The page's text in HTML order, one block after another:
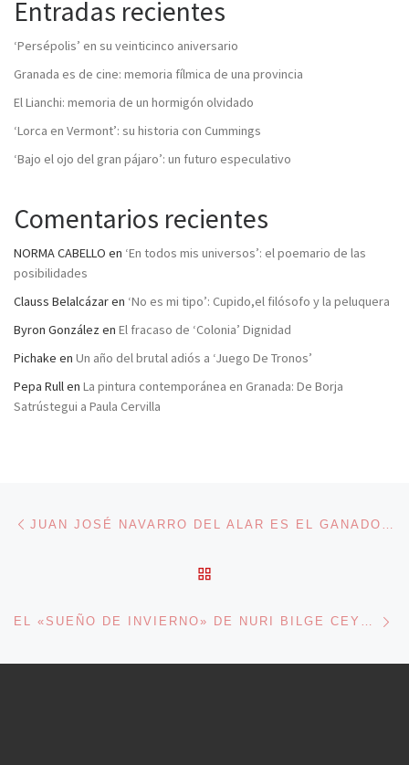
Entradas recientes
‘Persépolis’ en su veinticinco aniversario
Granada es de cine: memoria fílmica de una provincia
El Lianchi: memoria de un hormigón olvidado
‘Lorca en Vermont’: su historia con Cummings
‘Bajo el ojo del gran pájaro’: un futuro especulativo
Comentarios recientes
NORMA CABELLO en ‘En todos mis universos’: el poemario de las
posibilidades
Clauss Belalcázaren ‘No es mi tipo’: Cupido,el filósofo y la peluquera
Byron González en El fracaso de ‘Colonia’ Dignidad
Pichake en Un año del brutal adiós a ‘Juego De Tronos’
Pepa Rullen La pintura contemporánea en Granada: De Borja
Satrústegui a Paula Cervilla
Navegación de entradas
EL «SUEÑO DE INVIERNO» DE NURI BILGE CEYLAN